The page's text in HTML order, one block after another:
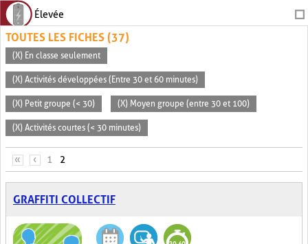
Élevée
TOUTES LES FICHES (37)
(X) En classe seulement
(X) Activités développées (Entre 30 et 60 minutes)
(X) Petit groupe (< 30) (X) Moyen groupe (entre 30 et 100)
(X) Activités courtes (< 30 minutes)
PAGES
« ‹ 1 2
GRAFFITI COLLECTIF